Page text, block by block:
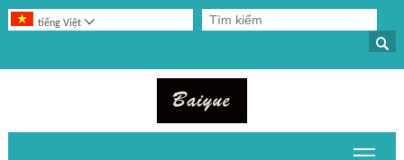

tiếng Việt 